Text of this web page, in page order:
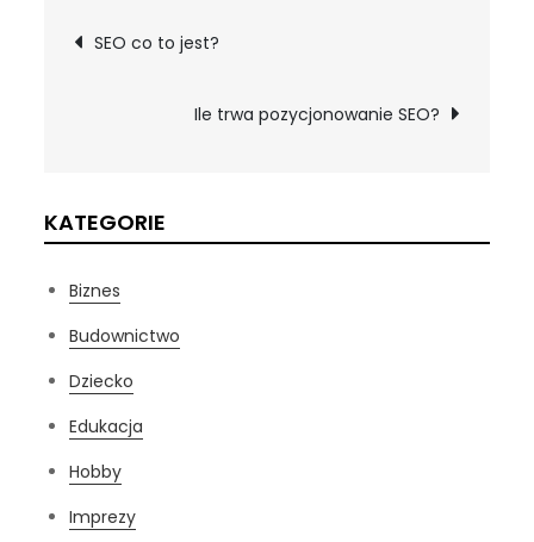
Nawigacja
wpisu
SEO co to jest?
Ile trwa pozycjonowanie SEO?
KATEGORIE
Biznes
Budownictwo
Dziecko
Edukacja
Hobby
Imprezy